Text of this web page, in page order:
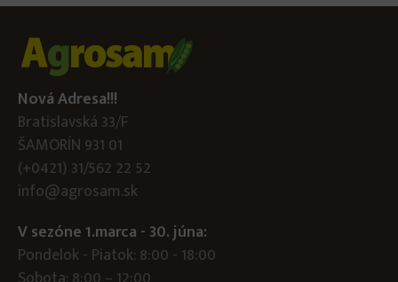
Nová Adresa!!!
Bratislavská 33/F
ŠAMORÍN 931 01
(+0421) 31/562 22 52
info@agrosam.sk
V sezóne 1.marca - 30. júna:
Pondelok - Piatok: 8:00 - 18:00